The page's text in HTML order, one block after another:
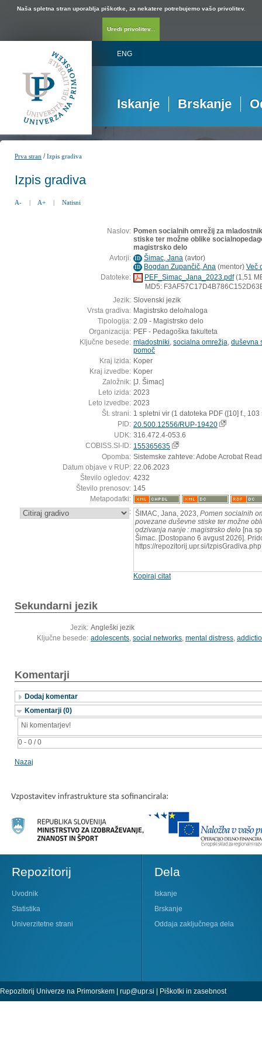
Naša spletna stran uporablja piškotke, za nekatere potrebujemo vašo privolitev.
Uredi privolitev...
ENG
Iskanje Brskanje
Prva stran /Izpis gradiva
Izpis gradiva
A- | A+ | Natisni
Naslov: Pomen socialnih omrežij za
stiske ter možne oblike
magistrsko delo
Avtorji: ID Šimac, Jana (avtor)
ID Bogdan Zupančič, Ana (mentor) Več
Datoteke:
PEF_Simac_Jana_2023.pdf(1,51
MD5:
Jezik: Slovenski jezik
Vrsta gradiva: Magistrsko delo/naloga
Tipologija: 2.09 - Magistrsko delo
Organizacija: PEF - Pedagoška fakulteta
Ključne besede: mladostniki socialna omrežja duševna
pomoč
Kraj izida: Koper
Kraj izvedbe: Koper
Založnik: [J. Šimac]
Leto izida: 2023
Leto izvedbe: 2023
Št. strani: 1 spletni vir (1 datoteka PDF ([10] f., 103
PID: 20.500.12556/RUP-19420
UDK: 316.472.4-053.6
COBISS.SI-ID: 155365635
Opomba: Sistemske zahteve: Adobe Acrobat
Datum objave v RUP: 22.06.2023
Število ogledov: 4232
Število prenosov: 145
Metapodatki:
: ŠIMAC, Jana, 2023, Pomen socialnih
povezane duševne stiske ter možne
odzivanja nanje : magistrsko delo [na
Šimac. [Dostopano 6 avgust 2026].
https://repozitorij.upr.si/
Kopiraj citat
Sekundarni jezik
Jezik: Angleški jezik
Ključne besede: adolescents, social networks, mental distress,
Komentarji
Dodaj komentar
Komentarji (0)
0 - 0 / 0
Ni komentarjev!
Nazaj
Repozitorij
Uvodnik
Statistika
Univerzitetne strani
Dela
Iskanje
Brskanje
Oddaja zaključnega dela
Repozitorij Univerze na Primorskem | rup@upr.si Piškotki in zasebnost